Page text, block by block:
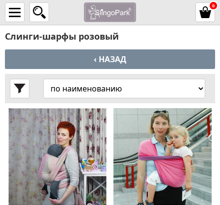
0
Слинги-шарфы розовый
‹ НАЗАД